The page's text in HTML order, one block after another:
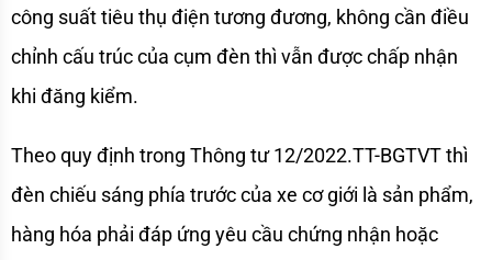
công suất tiêu thụ điện tương đương, không cần điều
chỉnh cấu trúc của cụm đèn thì vẫn được chấp nhận
khi đăng kiểm.
Theo quy định trong Thông tư 12/2022.TT-BGTVT thì
đèn chiếu sáng phía trước của xe cơ giới là sản phẩm,
hàng hóa phải đáp ứng yêu cầu chứng nhận hoặc